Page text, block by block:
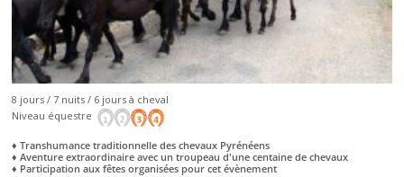
8 jours / 7 nuits / 6 jours à cheval
Niveau équestre
♦ Transhumance traditionnelle des chevaux Pyrénéens
♦ Aventure extraordinaire avec un troupeau d'une centaine de chevaux
♦ Participation aux fêtes organisées pour cet évènement